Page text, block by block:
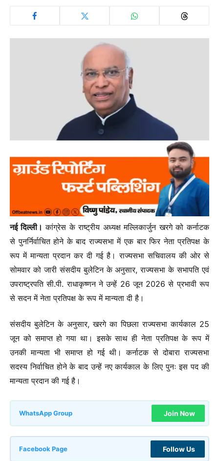
नई दिल्ली। कांग्रेस के राष्ट्रीय अध्यक्ष मल्लिकार्जुन खरगे को कर्नाटक
से पुनर्निर्वाचित होने के बाद राज्यसभा में एक बार फिर नेता प्रतिपक्ष के
रूप में मान्यता प्रदान कर दी गई है। राज्यसभा सचिवालय की ओर से
सोमवार को जारी संसदीय बुलेटिन के अनुसार, राज्यसभा के सभापति एवं
उपराष्ट्रपति सी.पी. राधाकृष्णन ने उन्हें 26 जून 2026 से प्रभावी रूप
से सदन में नेता प्रतिपक्ष के रूप में मान्यता दी है।
संसदीय बुलेटिन के अनुसार, खरगे का पिछला राज्यसभा कार्यकाल 25
जून को समाप्त हो गया था। इसके साथ ही नेता प्रतिपक्ष के रूप में
उनकी मान्यता भी समाप्त हो गई थी। कर्नाटक से दोबारा राज्यसभा
सदस्य निर्वाचित होने के बाद उन्हें नए कार्यकाल के लिए पुनः इस पद की
मान्यता प्रदान की गई है।
WhatsApp Group Join Now
Facebook Page Follow Us